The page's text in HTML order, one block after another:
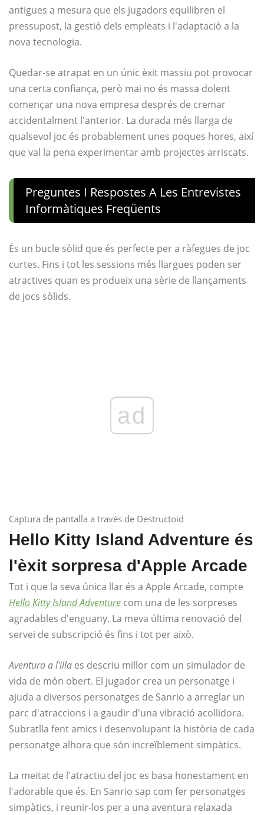
antigues a mesura que els jugadors equilibren el
pressupost, la gestió dels empleats i l'adaptació a la
nova tecnologia.
Quedar-se atrapat en un únic èxit massiu pot provocar
una certa confiança, però mai no és massa dolent
començar una nova empresa després de cremar
accidentalment l'anterior. La durada més llarga de
qualsevol joc és probablement unes poques hores, així
que val la pena experimentar amb projectes arriscats.
Preguntes I Respostes A Les Entrevistes
Informàtiques Freqüents
És un bucle sòlid que és perfecte per a ràfegues de joc
curtes. Fins i tot les sessions més llargues poden ser
atractives quan es produeix una sèrie de llançaments
de jocs sòlids.
ad
Captura de pantalla a través de Destructoid
Hello Kitty Island Adventure és
l'èxit sorpresa d'Apple Arcade
Tot i que la seva única llar és a Apple Arcade, compte
Hello Kitty Island Adventure com una de les sorpreses
agradables d'enguany. La meva última renovació del
servei de subscripció és fins i tot per això.
Aventura a l'illa es descriu millor com un simulador de
vida de món obert. El jugador crea un personatge i
ajuda a diversos personatges de Sanrio a arreglar un
parc d'atraccions i a gaudir d'una vibració acollidora.
Subratlla fent amics i desenvolupant la història de cada
personatge alhora que són increïblement simpàtics.
La meitat de l'atractiu del joc es basa honestament en
l'adorable que és. En Sanrio sap com fer personatges
simpàtics, i reunir-los per a una aventura relaxada